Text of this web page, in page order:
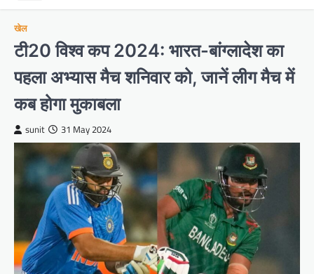
खेल
टी20 विश्व कप 2024: भारत-बांग्लादेश का
पहला अभ्यास मैच शनिवार को, जानें लीग मैच में
कब होगा मुकाबला
sunit 31 May 2024